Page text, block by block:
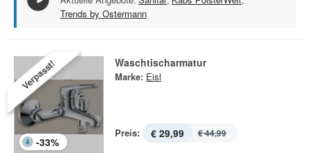
Trends by Ostermann
Verpasst!
-33%
Waschtischarmatur
Marke: Eisl
Preis: € 29,99 € 44,99